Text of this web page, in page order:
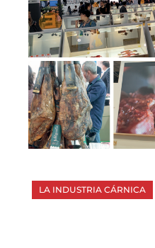
LA INDUSTRIA CÁRNICA